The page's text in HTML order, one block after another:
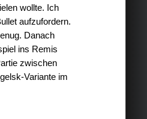
wollte. Ich
aufzufordern.
Danach
ins Remis
zwischen
Variante im